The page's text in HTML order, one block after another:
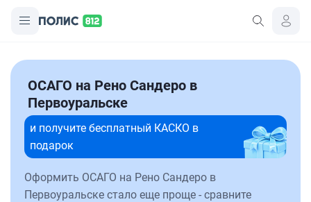
ОСАГО на Рено Сандеро в
Первоуральске
и получите бесплатный КАСКО в
подарок
Оформить ОСАГО на Рено Сандеро в
Первоуральске стало еще проще - сравните